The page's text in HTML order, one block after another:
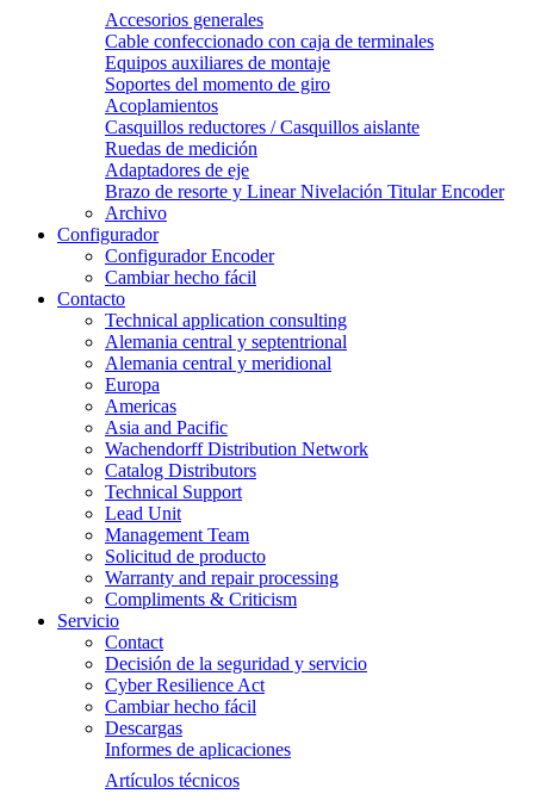
Accesorios generales
Cable confeccionado con caja de terminales
Equipos auxiliares de montaje
Soportes del momento de giro
Acoplamientos
Casquillos reductores / Casquillos aislante
Ruedas de medición
Adaptadores de eje
Brazo de resorte y Linear Nivelación Titular Encoder
Archivo
Configurador
Configurador Encoder
Cambiar hecho fácil
Contacto
Technical application consulting
Alemania central y septentrional
Alemania central y meridional
Europa
Americas
Asia and Pacific
Wachendorff Distribution Network
Catalog Distributors
Technical Support
Lead Unit
Management Team
Solicitud de producto
Warranty and repair processing
Compliments & Criticism
Servicio
Contact
Decisión de la seguridad y servicio
Cyber Resilience Act
Cambiar hecho fácil
Descargas
Informes de aplicaciones
Artículos técnicos